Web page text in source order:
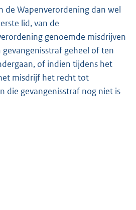
de Wapenverordening dan wel
lid, van de
genoemde misdrijven
geheel of ten
of indien tijdens het
misdrijf het recht tot
die gevangenisstraf nog niet is